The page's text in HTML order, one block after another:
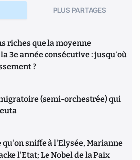
PLUS PARTAGES
riches que la moyenne
3e année consécutive : jusqu'où
?
(semi-orchestrée) qui
qu'on sniffe à l'Elysée, Marianne
l'Etat; Le Nobel de la Paix